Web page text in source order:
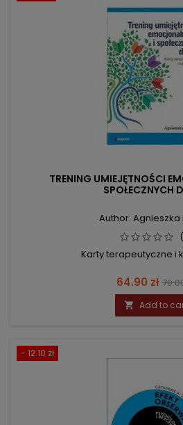
TRENING UMIEJĘTNOŚCI
SPOŁECZNYCH
Author: Agnieszka
Karty terapeutyczne i
Price
64.90 zł
 Add to
- 12.10 zł